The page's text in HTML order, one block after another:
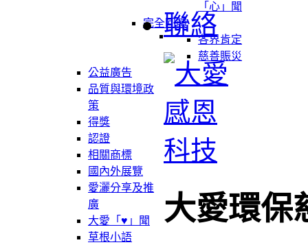
「心」聞
完全回饋
各界肯定
慈善賑災
公益廣告
品質與環境政
策
得獎
認證
相關商標
國內外展覽
愛灑分享及推
廣
大愛「♥」聞
草根小語
聯絡
大愛環保